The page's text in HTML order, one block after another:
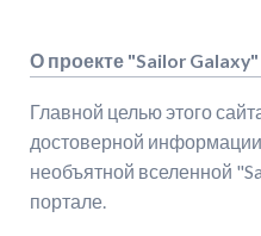
О проекте "Sailor Galaxy"
Главной целью этого
достоверной
необъятной вселенной
портале.